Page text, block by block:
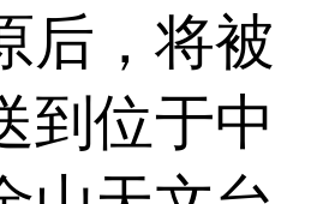
后，将被
到位于中